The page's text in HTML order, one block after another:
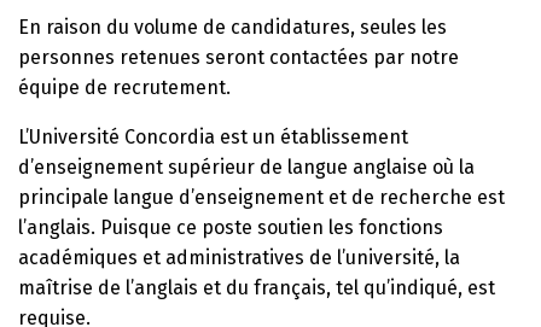
En raison du volume de candidatures, seules les
personnes retenues seront contactées par notre
équipe de recrutement.
L’Université Concordia est un établissement
d’enseignement supérieur de langue anglaise où la
principale langue d’enseignement et de recherche est
l’anglais. Puisque ce poste soutien les fonctions
académiques et administratives de l’université, la
maîtrise de l’anglais et du français, tel qu’indiqué, est
requise.